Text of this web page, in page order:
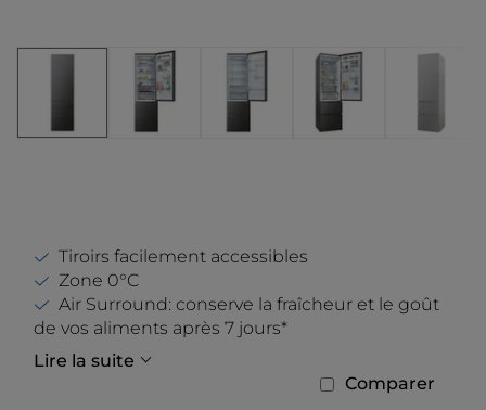
Tiroirs facilement accessibles
Zone 0°C
Air Surround: conserve la fraîcheur et le goût
de vos aliments après 7 jours*
Lire la suite
Comparer